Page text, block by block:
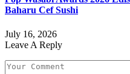
Baharu Cef Sushi
July 16, 2026
Leave A Reply